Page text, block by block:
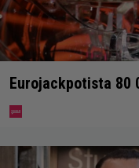
Eurojackpotista 80